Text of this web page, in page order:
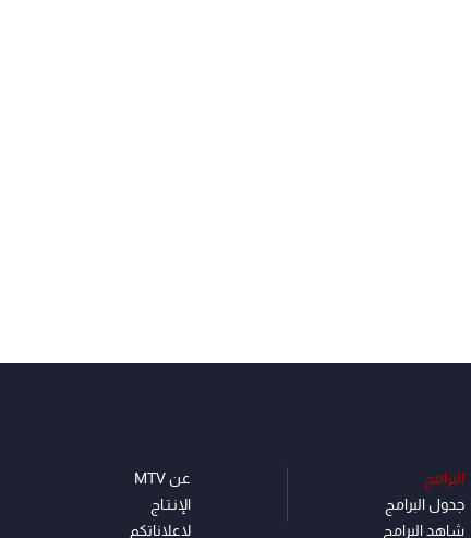
البرامج
جدول البرامج
شاهد البرامج
عن MTV
الإنـتـاج
لاعلاناتكم